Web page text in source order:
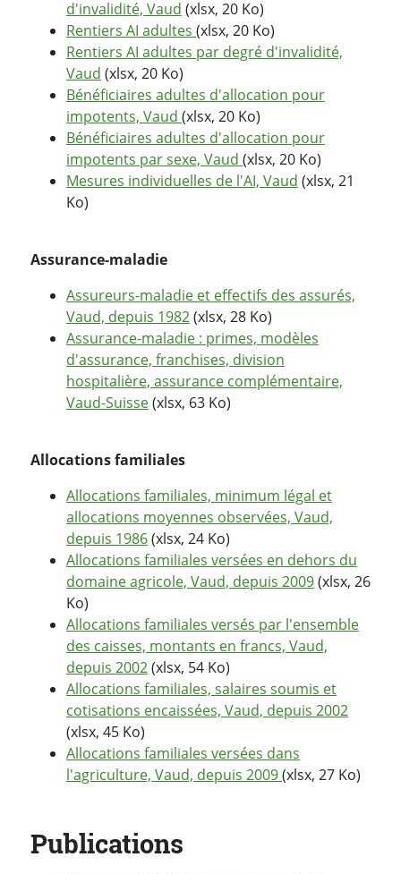
d'invalidité, Vaud (xlsx, 20 Ko)
Rentiers AI adultes (xlsx, 20 Ko)
Rentiers AI adultes par degré d'invalidité,
Vaud (xlsx, 20 Ko)
Bénéficiaires adultes d'allocation pour
impotents, Vaud (xlsx, 20 Ko)
Bénéficiaires adultes d'allocation pour
impotents par sexe, Vaud (xlsx, 20 Ko)
Mesures individuelles de l'AI, Vaud (xlsx, 21
Ko)
Assurance-maladie
Assureurs-maladie et effectifs des assurés,
Vaud, depuis 1982(xlsx, 28 Ko)
Assurance-maladie : primes, modèles
d'assurance, franchises, division
hospitalière, assurance complémentaire,
Vaud-Suisse(xlsx, 63 Ko)
Allocations familiales
Allocations familiales, minimum légal et
allocations moyennes observées, Vaud,
depuis 1986(xlsx, 24 Ko)
Allocations familiales versées en dehors du
domaine agricole, Vaud, depuis 2009(xlsx, 26
Ko)
Allocations familiales versés par l'ensemble
des caisses, montants en francs, Vaud,
depuis 2002(xlsx, 54 Ko)
Allocations familiales, salaires soumis et
cotisations encaissées, Vaud, depuis 2002
(xlsx, 45 Ko)
Allocations familiales versées dans
l'agriculture, Vaud, depuis 2009(xlsx, 27 Ko)
Publications